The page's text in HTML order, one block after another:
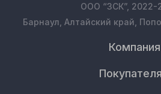
Компания
ООО “ЗСК”, 2022-
Барнаул, Алтайский край,